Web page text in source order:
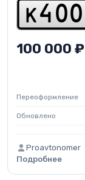
k 4 0 0
100 000 ₽
Переоформление
Обновлено
Proavtonomer
Подробнее